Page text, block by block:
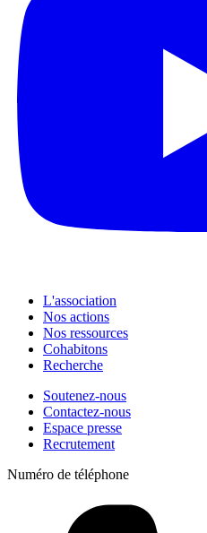
L'association
Nos actions
Nos ressources
Cohabitons
Recherche
Soutenez-nous
Contactez-nous
Espace presse
Recrutement
Numéro de téléphone